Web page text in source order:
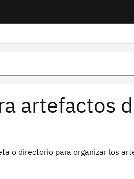
artefactos
o directorio para organizar los